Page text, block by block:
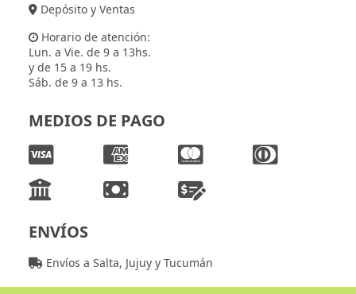
Depósito y Ventas
Horario de atención:
Lun. a Vie. de 9 a 13hs.
y de 15 a 19 hs.
Sáb. de 9 a 13 hs.
MEDIOS DE PAGO
ENVÍOS
Envíos a Salta, Jujuy y Tucumán